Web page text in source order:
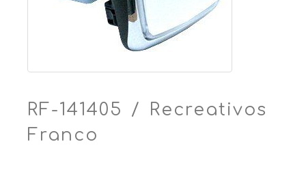
RF-141405 / Recreativos
Franco